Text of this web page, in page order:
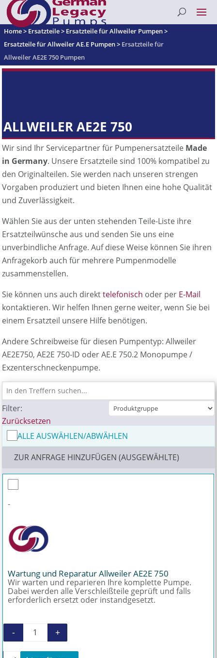
Home> Ersatzteile> Ersatzteile für Allweiler Pumpen>
Ersatzteile für Allweiler AE.E Pumpen> Ersatzteile für
Allweiler AE2E 750 Pumpen
ALLWEILER AE2E 750
Wir sind Ihr Servicepartner für Pumpenersatzteile Made
in Germany. Unsere Ersatzteile sind 100% kompatibel zu
den Originalteilen. Sie werden nach unseren strengen
Vorgaben produziert und bieten Ihnen eine hohe Qualität
und Zuverlässigkeit.
Wählen Sie aus der unten stehenden Teile-Liste ihre
Ersatzteilwünsche aus und senden Sie uns eine
unverbindliche Anfrage. Auf diese Weise können Sie ihren
Anfragekorb auch für mehrere Pumpenmodelle
zusammenstellen.
Sie können uns auch direkttelefonisch oder per E-Mail
kontaktieren. Wir helfen Ihnen gerne weiter, wenn Sie bei
einem Ersatzteil unsere Hilfe benötigen.
Andere Schreibweise für diesen Pumpentyp: Allweiler
AE2E750, AE2E 750-ID oder AE.E 750.2 Monopumpe /
Exzenterschneckenpumpe.
Filter:
Zurücksetzen
ALLE AUSWÄHLEN/ABWÄHLEN
ZUR ANFRAGE HINZUFÜGEN (AUSGEWÄHLTE)
-
Wartung und Reparatur Allweiler AE2E 750
Wir warten und reparieren Ihre komplette Pumpe.
Dabei werden alle Verschleißteile geprüft und falls
erforderlich ersetzt oder instandgesetzt.
Wartung und Reparatur Allweiler AE2E 750
- +